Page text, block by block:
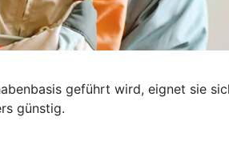
geführt wird, eignet sie
günstig.